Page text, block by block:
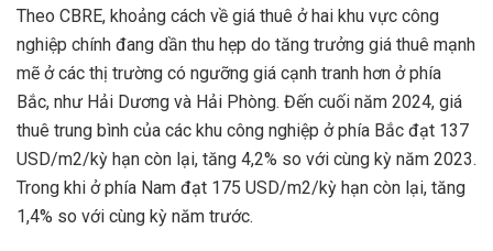
Theo CBRE, khoảng cách về giá thuê ở hai khu vực công
nghiệp chính đang dần thu hẹp do tăng trưởng giá thuê mạnh
mẽ ở các thị trường có ngưỡng giá cạnh tranh hơn ở phía
Bắc, như Hải Dương và Hải Phòng. Đến cuối năm 2024, giá
thuê trung bình của các khu công nghiệp ở phía Bắc đạt 137
USD/m2/kỳ hạn còn lại, tăng 4,2% so với cùng kỳ năm 2023.
Trong khi ở phía Nam đạt 175 USD/m2/kỳ hạn còn lại, tăng
1,4% so với cùng kỳ năm trước.